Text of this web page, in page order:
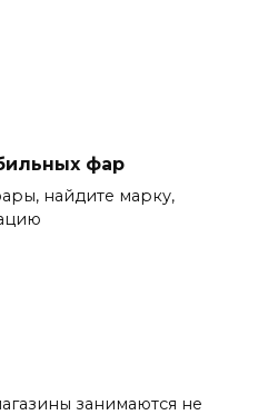
фар
найдите марку,
занимаются не